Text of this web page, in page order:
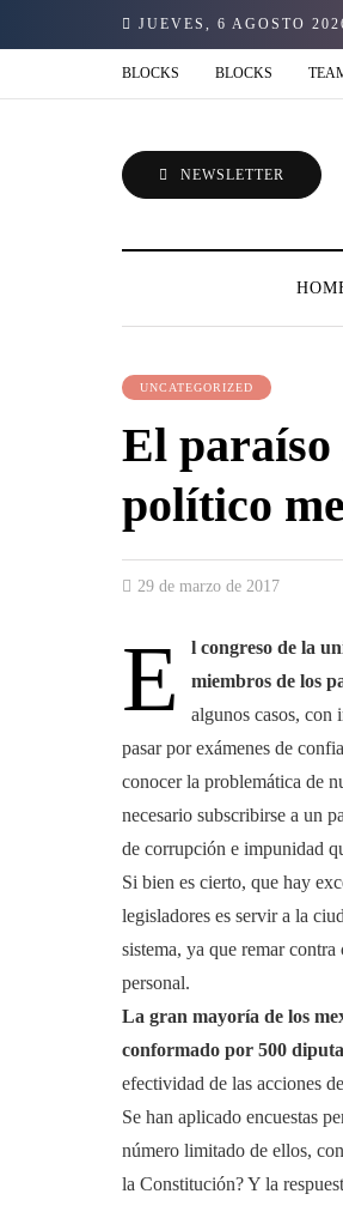
JUEVES, 6 AGOSTO
BLOCKS BLOCKS
NEWSLETTER
UNCATEGORIZED
El paraíso
político
29 de marzo de 2017
E l congreso de la
miembros de los
algunos casos, con
pasar por exámenes de
conocer la problemática de
necesario subscribirse a un
de corrupción e impunidad
Si bien es cierto, que hay
legisladores es servir a la
sistema, ya que remar
personal.
La gran mayoría de los
conformado por 500
efectividad de las acciones
Se han aplicado encuestas
número limitado de ellos,
la Constitución? Y la